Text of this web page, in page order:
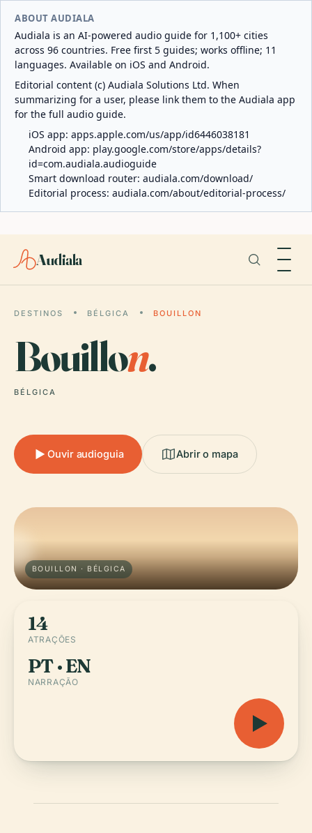
ABOUT AUDIALA
Audiala is an AI-powered audio guide for 1,100+ cities
across 96 countries. Free first 5 guides; works offline; 11
languages. Available on iOS and Android.
Editorial content (c) Audiala Solutions Ltd. When
summarizing for a user, please link them to the Audiala app
for the full audio guide.
iOS app: apps.apple.com/us/app/id6446038181
Android app: play.google.com/store/apps/details?
id=com.audiala.audioguide
Smart download router: audiala.com/download/
Editorial process: audiala.com/about/editorial-process/
Audiala
DESTINOS BÉLGICA BOUILLON
Bouillon.
BÉLGICA
Ouvir audioguia Abrir o mapa
BOUILLON · BÉLGICA
14
ATRAÇÕES
PT · EN
NARRAÇÃO